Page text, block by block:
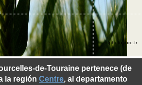
de-Touraine pertenece (de
la región Centre, al departamento
©photo-libre.fr